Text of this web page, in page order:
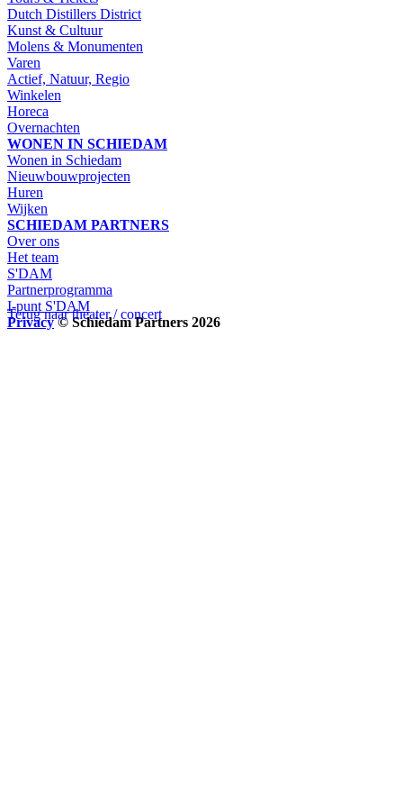
Terug naar theater / concert
Dutch Distillers District
Kunst & Cultuur
Molens & Monumenten
Varen
Actief, Natuur, Regio
Winkelen
Horeca
Overnachten
WONEN IN SCHIEDAM
Wonen in Schiedam
Nieuwbouwprojecten
Huren
Wijken
SCHIEDAM PARTNERS
Over ons
Het team
S'DAM
Partnerprogramma
I-punt S'DAM
Privacy © Schiedam Partners 2026